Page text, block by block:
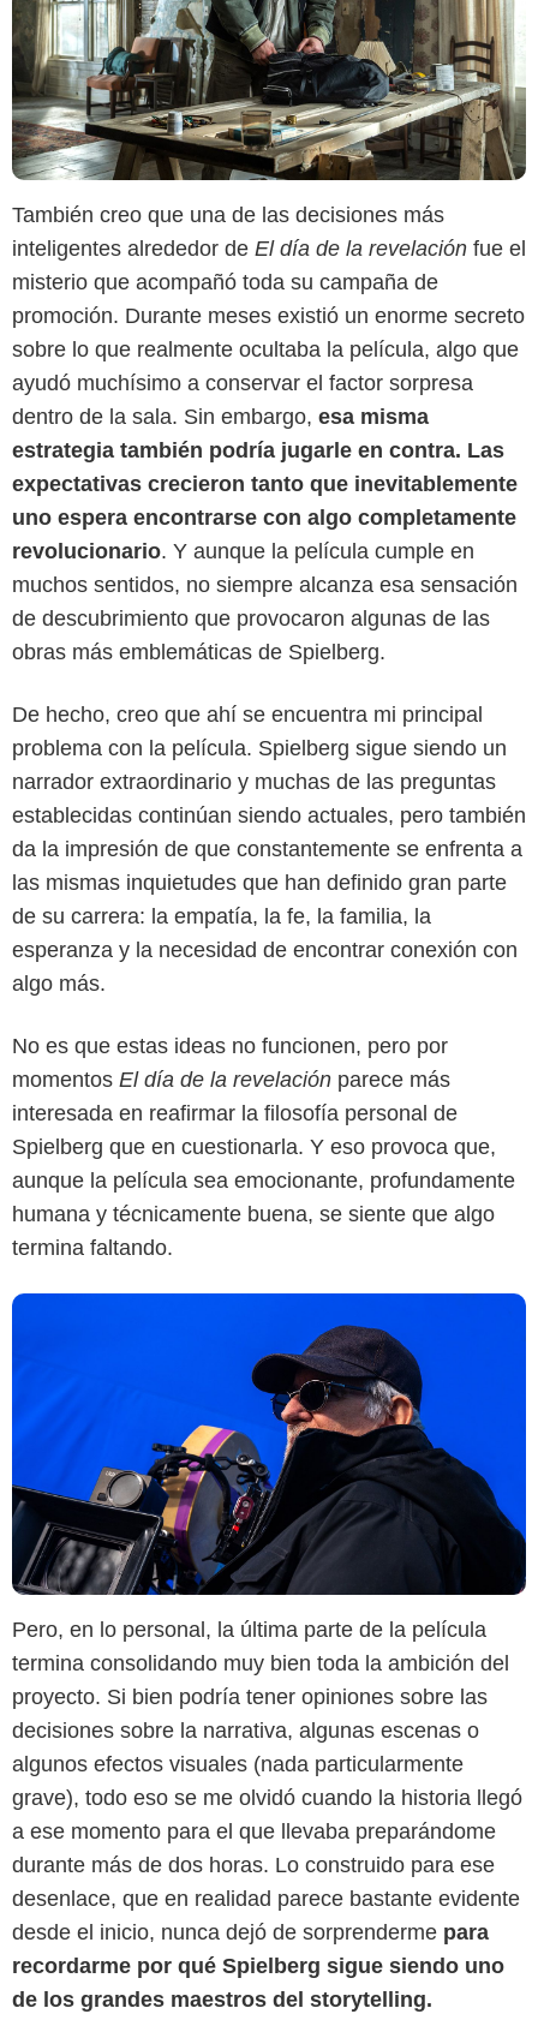
También creo que una de las decisiones más
inteligentes alrededor de El día de la revelación fue el
misterio que acompañó toda su campaña de
promoción. Durante meses existió un enorme secreto
sobre lo que realmente ocultaba la película, algo que
ayudó muchísimo a conservar el factor sorpresa
dentro de la sala. Sin embargo, esa misma
estrategia también podría jugarle en contra. Las
expectativas crecieron tanto que inevitablemente
uno espera encontrarse con algo completamente
revolucionario. Y aunque la película cumple en
muchos sentidos, no siempre alcanza esa sensación
de descubrimiento que provocaron algunas de las
obras más emblemáticas de Spielberg.
De hecho, creo que ahí se encuentra mi principal
problema con la película. Spielberg sigue siendo un
narrador extraordinario y muchas de las preguntas
establecidas continúan siendo actuales, pero también
da la impresión de que constantemente se enfrenta a
las mismas inquietudes que han definido gran parte
de su carrera: la empatía, la fe, la familia, la
esperanza y la necesidad de encontrar conexión con
algo más.
No es que estas ideas no funcionen, pero por
momentos El día de la revelación parece más
interesada en reafirmar la filosofía personal de
Spielberg que en cuestionarla. Y eso provoca que,
aunque la película sea emocionante, profundamente
humana y técnicamente buena, se siente que algo
termina faltando.
Pero, en lo personal, la última parte de la película
termina consolidando muy bien toda la ambición del
proyecto. Si bien podría tener opiniones sobre las
decisiones sobre la narrativa, algunas escenas o
algunos efectos visuales (nada particularmente
grave), todo eso se me olvidó cuando la historia llegó
a ese momento para el que llevaba preparándome
durante más de dos horas. Lo construido para ese
desenlace, que en realidad parece bastante evidente
desde el inicio, nunca dejó de sorprenderme para
recordarme por qué Spielberg sigue siendo uno
de los grandes maestros del storytelling.